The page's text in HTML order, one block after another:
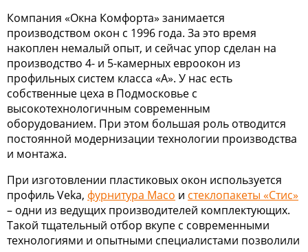
Компания «Окна Комфорта» занимается
производством окон с 1996 года. За это время
накоплен немалый опыт, и сейчас упор сделан на
производство 4- и 5-камерных евроокон из
профильных систем класса «А». У нас есть
собственные цеха в Подмосковье с
высокотехнологичным современным
оборудованием. При этом большая роль отводится
постоянной модернизации технологии производства
и монтажа.
При изготовлении пластиковых окон используется
профиль Veka, фурнитура Maco и стеклопакеты «Стис»
– одни из ведущих производителей комплектующих.
Такой тщательный отбор вкупе с современными
технологиями и опытными специалистами позволили